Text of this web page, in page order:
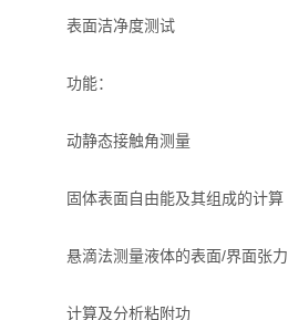
表面洁净度测试
功能：
动静态接触角测量
固体表面自由能及其组成的计算
悬滴法测量液体的表面/界面张力
计算及分析粘附功